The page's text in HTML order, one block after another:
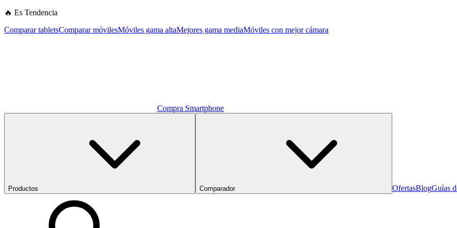
🔥 Es Tendencia
Comparar tabletsComparar móvilesMóviles gama altaMejores gama mediaMóviles con mejor cámara
Compra Smartphone
Productos Comparador OfertasBlogGuías